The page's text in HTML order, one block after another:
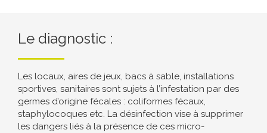
Le diagnostic :
Les locaux, aires de jeux, bacs à sable, installations
sportives, sanitaires sont sujets à l’infestation par des
germes d’origine fécales : coliformes fécaux,
staphylocoques etc. La désinfection vise à supprimer
les dangers liés à la présence de ces micro-